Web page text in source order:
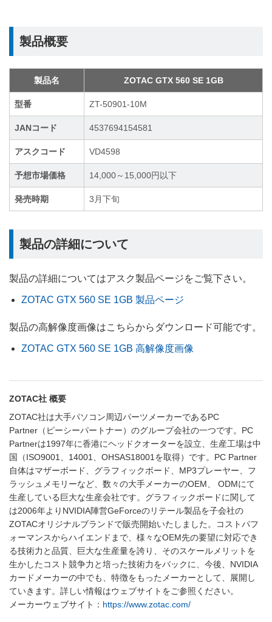
製品概要
製品名 ZOTAC GTX 560 SE 1GB
型番 ZT-50901-10M
JANコード 4537694154581
アスクコード VD4598
予想市場価格 14,000～15,000円以下
発売時期 3月下旬
製品の詳細について
製品の詳細についてはアスク製品ページをご覧下さい。
ZOTAC GTX 560 SE 1GB 製品ページ
製品の高解像度画像はこちらからダウンロード可能です。
ZOTAC GTX 560 SE 1GB 高解像度画像
ZOTAC社 概要
ZOTAC社は大手パソコン周辺パーツメーカーであるPC
Partner（ピーシーパートナー）のグループ会社の一つです。PC
Partnerは1997年に香港にヘッドクオーターを設立、生産工場は中
国（ISO9001、14001、OHSAS18001を取得）です。PC Partner
自体はマザーボード、グラフィックボード、MP3プレーヤー、フ
ラッシュメモリーなど、数々の大手メーカーのOEM、 ODMにて
生産している巨大な生産会社です。グラフィックボードに関して
は2006年よりNVIDIA陣営GeForceのリテール製品を子会社の
ZOTACオリジナルブランドで販売開始いたしました。コストパフ
ォーマンスからハイエンドまで、様々なOEM先の要望に対応でき
る技術力と品質、巨大な生産量を誇り、そのスケールメリットを
生かしたコスト競争力と培った技術力をバックに、今後、NVIDIA
カードメーカーの中でも、特徴をもったメーカーとして、展開し
ていきます。詳しい情報はウェブサイトをご参照ください。
メーカーウェブサイト： https://www.zotac.com/